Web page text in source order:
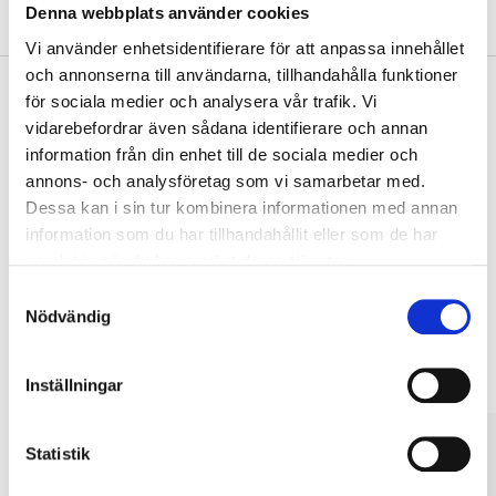
Denna webbplats använder cookies
Vi använder enhetsidentifierare för att anpassa innehållet
och annonserna till användarna, tillhandahålla funktioner
för sociala medier och analysera vår trafik. Vi
vidarebefordrar även sådana identifierare och annan
information från din enhet till de sociala medier och
annons- och analysföretag som vi samarbetar med.
Dessa kan i sin tur kombinera informationen med annan
information som du har tillhandahållit eller som de har
Nödvändig
Inställningar
Statistik
Om tillverkaren
Köp & Hämta
Köp & Hämta i ditt varuhus inom 2 timmar! För mer information om
tjänsten och våra villkor.
LÄS MER
Andra kunder köpte också